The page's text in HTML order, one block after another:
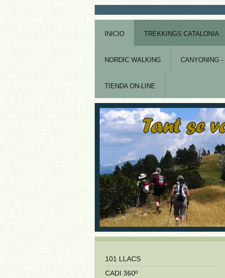
INICIO TREKKINGS CATALONIA
NORDIC WALKING CANYONING -
TIENDA ON-LINE
101 LLACS
CADI 360º